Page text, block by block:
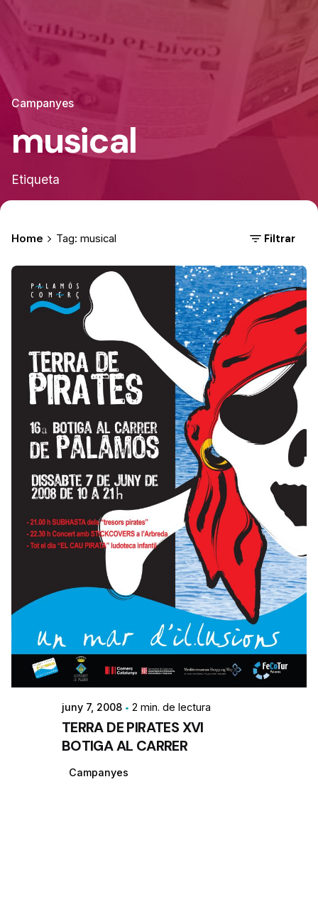
Campanyes
musical
Etiqueta
Home Tag: musical Filtrar
juny 7, 2008 2 min. de lectura
TERRA DE PIRATES XVI
BOTIGA AL CARRER
Campanyes